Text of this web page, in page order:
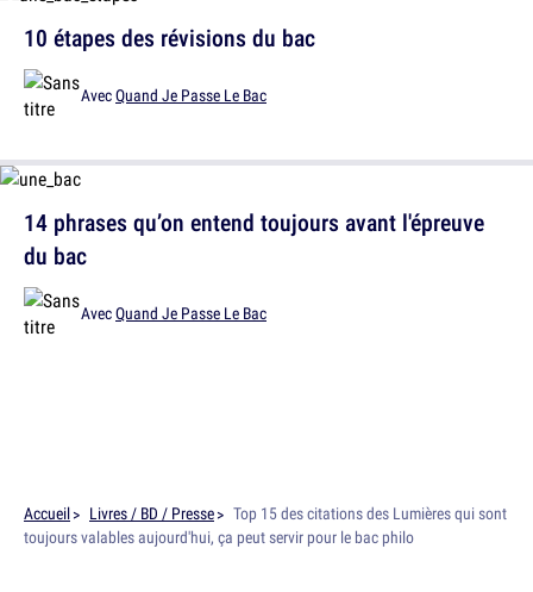
10 étapes des révisions du bac
AvecQuand Je Passe Le Bac
14 phrases qu’on entend toujours avant l'épreuve
du bac
AvecQuand Je Passe Le Bac
Accueil Livres / BD / Presse
Top 15 des citations des Lumières qui sont
toujours valables aujourd'hui, ça peut servir pour le bac philo